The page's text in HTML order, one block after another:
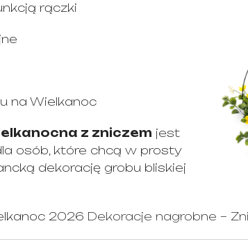
rączki
na Wielkanoc
z zniczem jest
osób, które chcą w prosty
dekorację grobu bliskiej
2026 Dekoracje nagrobne –